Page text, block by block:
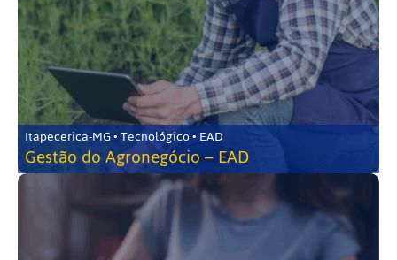
Itapecerica-MG • Tecnológico • EAD
Gestão do Agronegócio – EAD